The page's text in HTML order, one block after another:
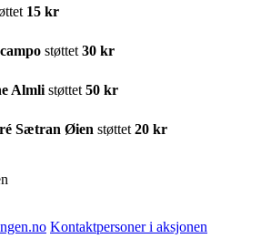
15 kr
støttet 30 kr
Almli støttet 50 kr
Sætran Øien støttet 20 kr
Kontaktpersoner i aksjonen